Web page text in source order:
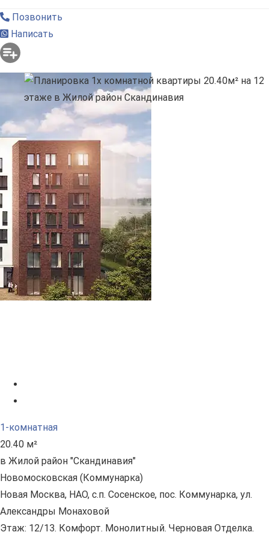
Позвонить
Написать
1-комнатная
20.40 м²
в Жилой район "Скандинавия"
Новомосковская (Коммунарка)
Новая Москва, НАО, с.п. Сосенское, пос. Коммунарка, ул.
Александры Монаховой
Этаж: 12/13. Комфорт. Монолитный. Черновая Отделка.